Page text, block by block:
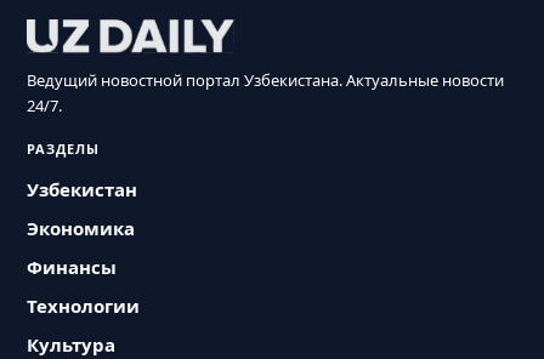
Ведущий новостной портал Узбекистана. Актуальные новости
24/7.
РАЗДЕЛЫ
Узбекистан
Экономика
Финансы
Технологии
Культура